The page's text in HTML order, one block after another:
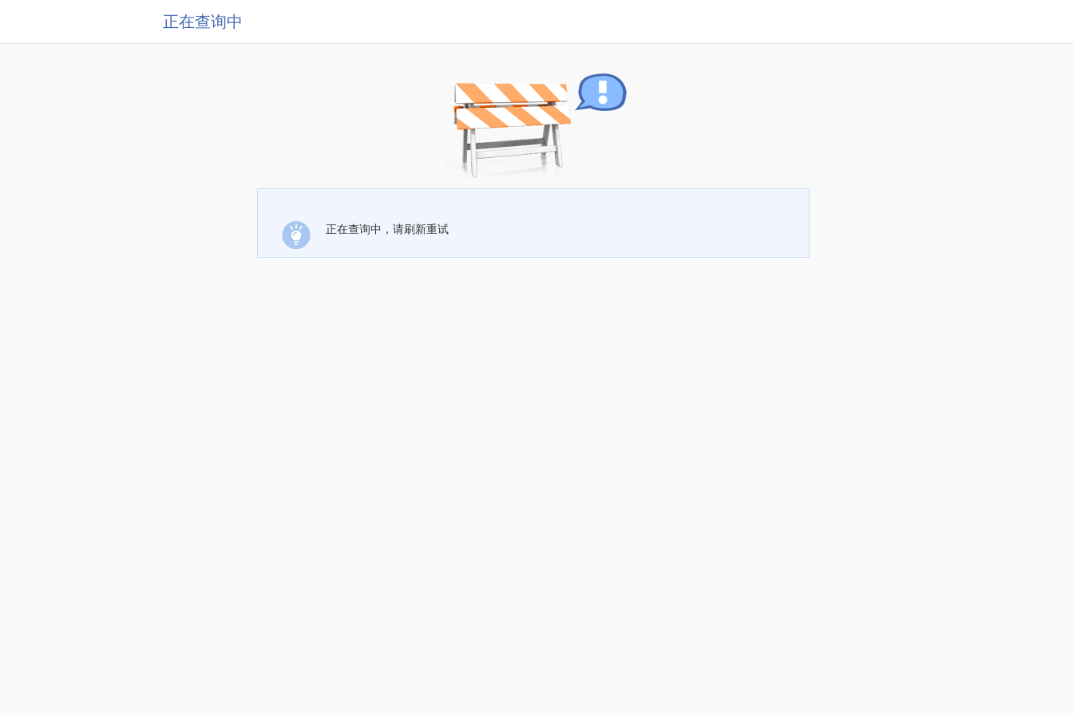
正在查询中
正在查询中，请刷新重试